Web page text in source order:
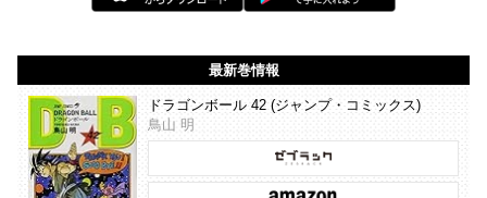
最新巻情報
ドラゴンボール 42 (ジャンプ・コミックス)
鳥山 明